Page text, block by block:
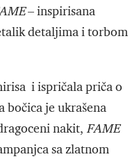
– inspirisana
detaljima i torbom
i ispričala priča o
bočica je ukrašena
nakit, FAME
sa zlatnom